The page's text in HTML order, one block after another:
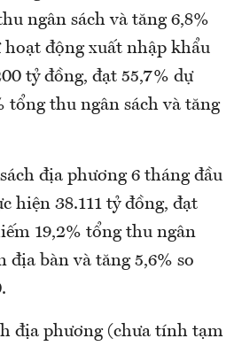
ngân sách và tăng 6,8%
hoạt động xuất nhập khẩu
tỷ đồng, đạt 55,7% dự
tổng thu ngân sách và tăng
địa phương 6 tháng đầu
hiện 38.111 tỷ đồng, đạt
19,2% tổng thu ngân
địa bàn và tăng 5,6% so
địa phương (chưa tính tạm